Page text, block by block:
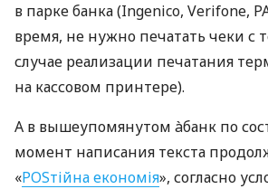
в парке банка (Ingenico, Verifone,
время, не нужно печатать чеки с
случае реализации печатания
на кассовом принтере).
А в вышеупомянутом àбанк по
момент написания текста
«POSтійна економія», согласно